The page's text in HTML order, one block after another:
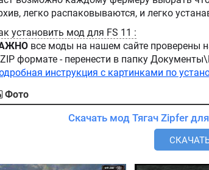
Как установить мод для FS 11 :
все моды на нашем сайте проверены
формате - перенести в папку
инструкция с картинками по
Фото